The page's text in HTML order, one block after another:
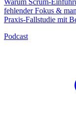
Warum Scrum-
fehlender Fokus &
Praxis-Fallstudie mit
Podcast